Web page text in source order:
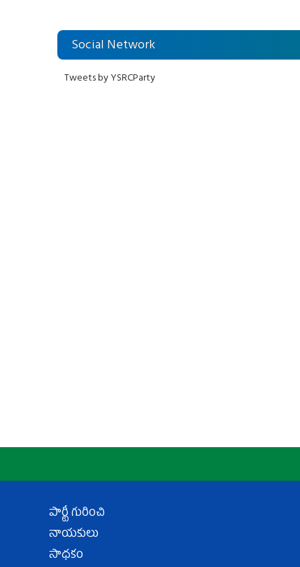
Social Network
Tweets by YSRCParty
పార్టీ గురించి
నాయకులు
సాధకం